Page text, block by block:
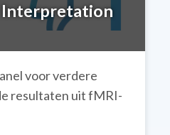
Interpretation
voor verdere
resultaten uit fMRI-